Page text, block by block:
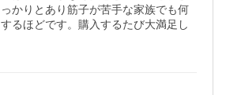
かりとあり筋子が苦手な家族でも何
るほどです。購入するたび大満足し